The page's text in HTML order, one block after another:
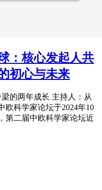
：核心发起人共
初心与未来
的两年成长 主持人：从
欧科学家论坛于2024年10
第二届中欧科学家论坛近